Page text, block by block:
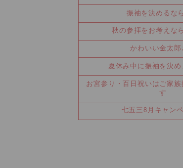
振袖を決めるな
秋の参拝をお考えな
かわいい金太郎
夏休み中に振袖を決め
お宮参り・百日祝いはご家
す
七五三8月キャン